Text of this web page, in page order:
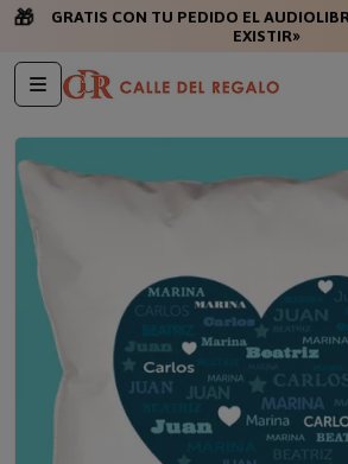
🎁
GRATIS CON TU PEDIDO EL
EXISTIR»